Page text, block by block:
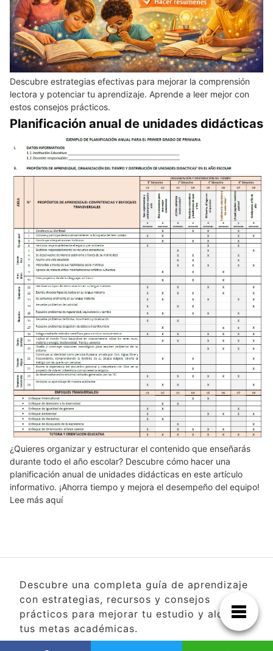
Descubre estrategias efectivas para mejorar la comprensión
lectora y potenciar tu aprendizaje. Aprende a leer mejor con
estos consejos prácticos.
Planificación anual de unidades didácticas
¿Quieres organizar y estructurar el contenido que enseñarás
durante todo el año escolar? Descubre cómo hacer una
planificación anual de unidades didácticas en este artículo
informativo. ¡Ahorra tiempo y mejora el desempeño del equipo!
Lee más aquí
Descubre una completa guía de aprendizaje
con estrategias, recursos y consejos
prácticos para mejorar tu estudio y alcanzar
tus metas académicas.